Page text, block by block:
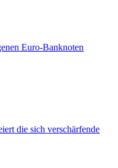
Euro-Banknoten
die sich verschärfende